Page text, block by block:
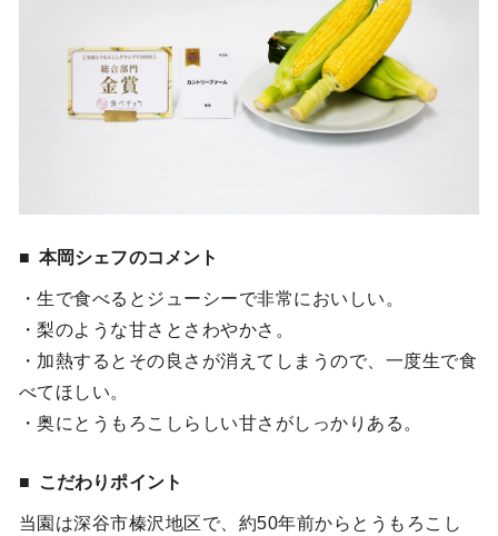
本岡シェフのコメント
・生で食べるとジューシーで非常においしい。
・梨のような甘さとさわやかさ。
・加熱するとその良さが消えてしまうので、一度生で食
べてほしい。
・奥にとうもろこしらしい甘さがしっかりある。
こだわりポイント
当園は深谷市榛沢地区で、約50年前からとうもろこし